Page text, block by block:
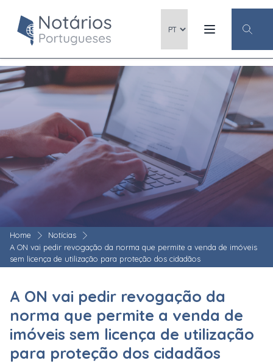
Home
Notícias
A ON vai pedir revogação da norma que permite a venda de imóveis
sem licença de utilização para proteção dos cidadãos
A ON vai pedir revogação da
norma que permite a venda de
imóveis sem licença de utilização
para proteção dos cidadãos